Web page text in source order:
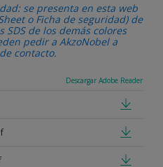
se presenta en esta web
o Ficha de seguridad) de
SDS de los demás colores
pedir a AkzoNobel a
contacto.
Descargar Adobe Reader